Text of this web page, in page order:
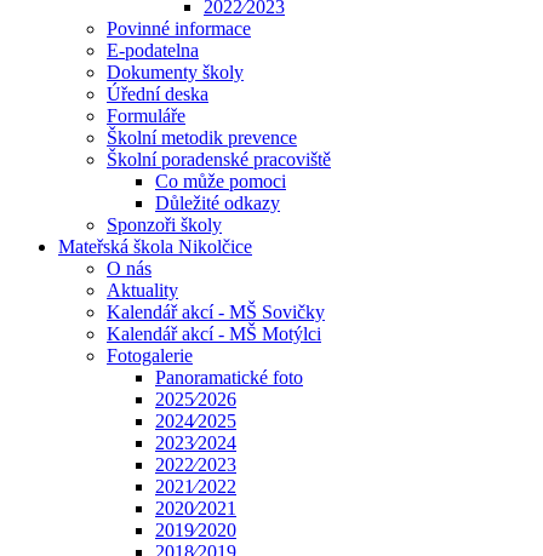
2022⁄2023
Povinné informace
E-podatelna
Dokumenty školy
Úřední deska
Formuláře
Školní metodik prevence
Školní poradenské pracoviště
Co může pomoci
Důležité odkazy
Sponzoři školy
Mateřská škola Nikolčice
O nás
Aktuality
Kalendář akcí - MŠ Sovičky
Kalendář akcí - MŠ Motýlci
Fotogalerie
Panoramatické foto
2025⁄2026
2024⁄2025
2023⁄2024
2022⁄2023
2021⁄2022
2020⁄2021
2019⁄2020
2018⁄2019